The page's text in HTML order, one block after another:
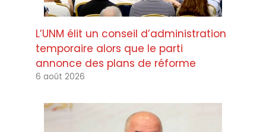
L’UNM élit un conseil d’administration
temporaire alors que le parti
annonce des plans de réforme
6 août 2026